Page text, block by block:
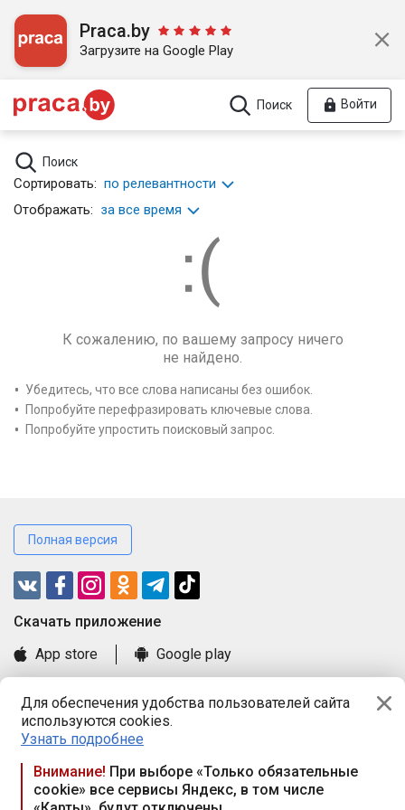
Для обеспечения удобства пользователей сайта
используются cookies.
Узнать подробнее
Внимание! При выборе «Только обязательные
cookie» все сервисы Яндекс, в том числе
Praca.by
Загрузите на Google Play
Поиск Войти
Поиск
Сортировать: по релевантности
Отображать: за все время
К сожалению, по вашему запросу ничего
не найдено.
Убедитесь, что все слова написаны без ошибок.
Попробуйте перефразировать ключевые слова.
Попробуйте упростить поисковый запрос.
Полная версия
Cкачать приложение
App store
Google play
Книга замечаний и предложений
Правила и документы
Praca.by © 2000—2026, ООО «ПРАЦА БАЙ»
Республика Беларусь, 220114, г. Минск, пр-т Независимости
117а, пом. № 9.